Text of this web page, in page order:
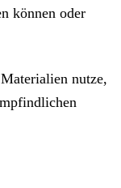
können oder
nutze,